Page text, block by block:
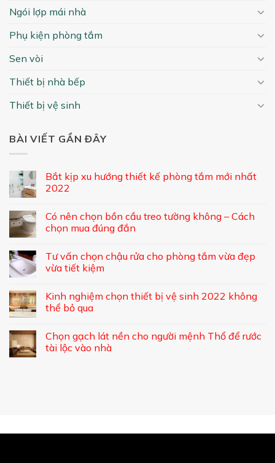
Ngói lợp mái nhà
Phụ kiện phòng tắm
Sen vòi
Thiết bị nhà bếp
Thiết bị vệ sinh
BÀI VIẾT GẦN ĐÂY
Bắt kịp xu hướng thiết kế phòng tắm mới nhất
2022
Có nên chọn bồn cầu treo tường không – Cách
chọn mua đúng đắn
Tư vấn chọn chậu rửa cho phòng tắm vừa đẹp
vừa tiết kiệm
Kinh nghiệm chọn thiết bị vệ sinh 2022 không
thể bỏ qua
Chọn gạch lát nền cho người mệnh Thổ để rước
tài lộc vào nhà